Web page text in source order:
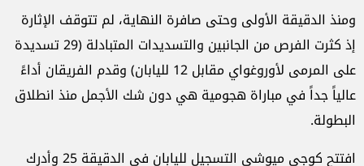
ومنذ الدقيقة الأولى وحتى صافرة النهاية، لم تتوقف الإثارة
إذ كثرت الفرص من الجانبين والتسديدات المتبادلة (29 تسديدة
على المرمى لأوروغواي مقابل 12 لليابان) وقدم الفريقان أداءً
عالياً جداً في مباراة هجومية هي دون شك الأجمل منذ انطلاق
البطولة.
افتتح كوجي ميوشي التسجيل لليابان في الدقيقة 25 وأدرك